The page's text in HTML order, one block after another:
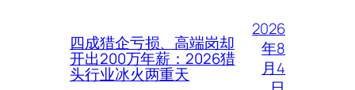
四成猎企亏损、高端岗却
开出200万年薪：2026猎
头行业冰火两重天
2026
年8
月4